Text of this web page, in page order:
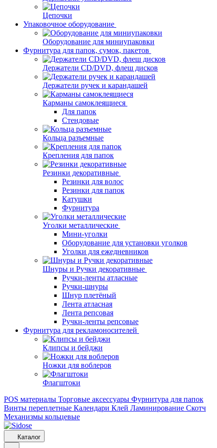
Цепочки
Упаковочное оборудование
Оборудование для миниупаковки
Фурнитура для папок, сумок, пакетов
Держатели CD/DVD, флеш дисков
Держатели ручек и карандашей
Карманы самоклеящиеся
Для папок
Стендовые
Кольца разъемные
Крепления для папок
Резинки декоративные
Резинки для волос
Резинки для папок
Катушки
Фурнитура
Уголки металлические
Мини-уголки
Оборудование для установки уголков
Уголки для ежедневников
Шнуры и Ручки декоративные
Ручки-ленты атласные
Ручки-шнуры
Шнур плетёный
Лента атласная
Лента репсовая
Ручки-ленты репсовые
Фурнитура для рекламоносителей
Клипсы и бeйджи
Ножки для воблеров
Флагштоки
POS материалы Торговые аксессуары Фурнитура для папок
Винты переплетные Календари Клей Ламинирование Скотч
Механизмы кольцевые
Каталог